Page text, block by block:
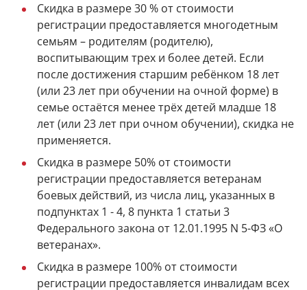
Скидка в размере 30 % от стоимости
регистрации предоставляется многодетным
семьям – родителям (родителю),
воспитывающим трех и более детей. Если
после достижения старшим ребёнком 18 лет
(или 23 лет при обучении на очной форме) в
семье остаётся менее трёх детей младше 18
лет (или 23 лет при очном обучении), скидка не
применяется.
Скидка в размере 50% от стоимости
регистрации предоставляется ветеранам
боевых действий, из числа лиц, указанных в
подпунктах 1 - 4, 8 пункта 1 статьи 3
Федерального закона от 12.01.1995 N 5-ФЗ «О
ветеранах».
Скидка в размере 100% от стоимости
регистрации предоставляется инвалидам всех